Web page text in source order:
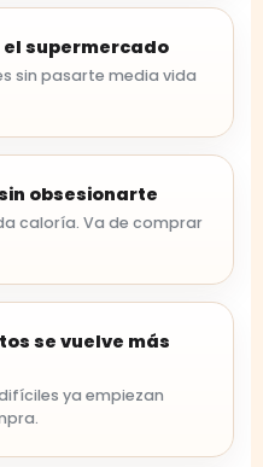
supermercado
sin pasarte media vida
obsesionarte
caloría. Va de comprar
se vuelve más
ya empiezan